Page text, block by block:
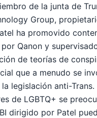
de la junta de
Group,
ha promovido
Qanon y
de teorías de
que a menudo se
legislación anti-Trans.
de LGBTQ+ se
dirigido por Patel